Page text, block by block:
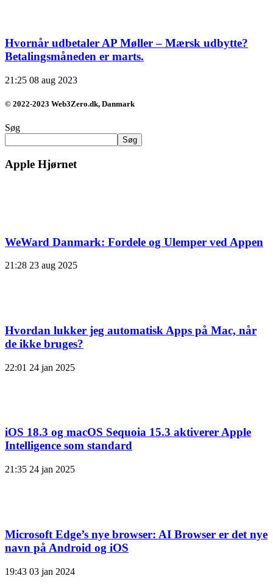
Hvornår udbetaler AP Møller – Mærsk udbytte?
Betalingsmåneden er marts.
21:25 08 aug 2023
© 2022-2023 Web3Zero.dk, Danmark
Søg
Søg
Apple Hjørnet
WeWard Danmark: Fordele og Ulemper ved Appen
21:28 23 aug 2025
Hvordan lukker jeg automatisk Apps på Mac, når
de ikke bruges?
22:01 24 jan 2025
iOS 18.3 og macOS Sequoia 15.3 aktiverer Apple
Intelligence som standard
21:35 24 jan 2025
Microsoft Edge’s nye browser: AI Browser er det nye
navn på Android og iOS
19:43 03 jan 2024